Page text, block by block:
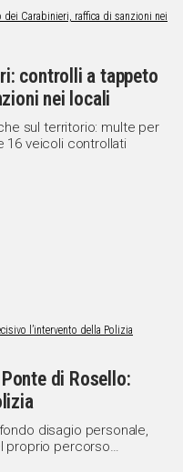
controlli a tappeto
nei locali
sul territorio: multe per
16 veicoli controllati
di Rosello:
disagio personale,
proprio percorso
delle Volanti